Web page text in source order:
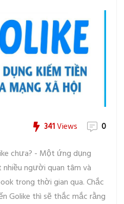
341Views 0
chưa? - Một ứng dụng
người quan tâm và
trong thời gian qua. Chắc
Golike thì sẽ thắc mắc rằng